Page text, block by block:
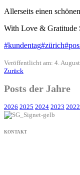
Allerseits einen
With Love & Gratitude
#kundentag#zürich
Veröffentlicht am: 4.
Zurück
Posts der Jahre
2026 2025 2024 2023 2022
KONTAKT